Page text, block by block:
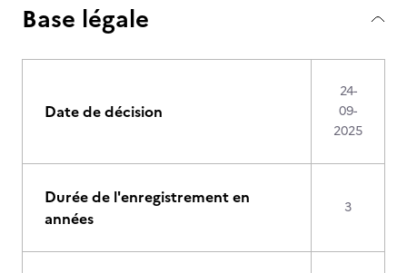
Base légale
Date de décision
24-
09-
2025
Durée de l'enregistrement en
années
3